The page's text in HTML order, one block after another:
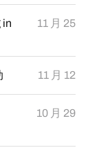
in
11 月 25
11 月 12
10 月 29